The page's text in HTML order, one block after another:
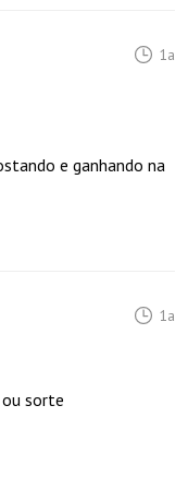
1a
e ganhando na
1a
ou sorte